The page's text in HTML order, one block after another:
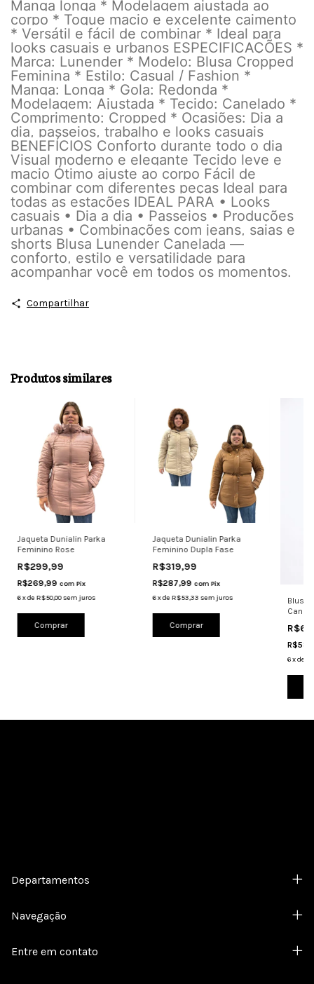
Manga longa * Modelagem ajustada ao
corpo * Toque macio e excelente caimento
* Versátil e fácil de combinar * Ideal para
looks casuais e urbanos ESPECIFICAÇÕES *
Marca: Lunender * Modelo: Blusa Cropped
Feminina * Estilo: Casual / Fashion *
Manga: Longa * Gola: Redonda *
Modelagem: Ajustada * Tecido: Canelado *
Comprimento: Cropped * Ocasiões: Dia a
dia, passeios, trabalho e looks casuais
BENEFÍCIOS Conforto durante todo o dia
Visual moderno e elegante Tecido leve e
macio Ótimo ajuste ao corpo Fácil de
combinar com diferentes peças Ideal para
todas as estações IDEAL PARA • Looks
casuais • Dia a dia • Passeios • Produções
urbanas • Combinações com jeans, saias e
shorts Blusa Lunender Canelada —
conforto, estilo e versatilidade para
acompanhar você em todos os momentos.
Compartilhar
Produtos similares
Jaqueta Dunialin Parka
Feminino Rose
R$299,99
R$269,99 com Pix
6xdeR$50,00sem juros
Comprar
Jaqueta Dunialin Parka
Feminino Dupla Fase
R$319,99
R$287,99 com Pix
6xdeR$53,33 sem juros
Comprar
Blusa
6xde
Departamentos
Navegação
Entre em contato